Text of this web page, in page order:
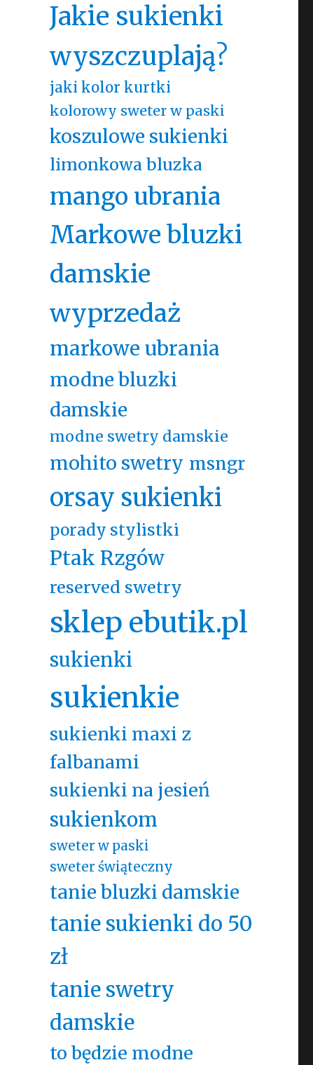
Jakie sukienki
wyszczuplają?
jaki kolor kurtki
kolorowy sweter w paski
koszulowe sukienki
limonkowa bluzka
mango ubrania
Markowe bluzki
damskie
wyprzedaż
markowe ubrania
modne bluzki
damskie
modne swetry damskie
mohito swetry msngr
orsay sukienki
porady stylistki
Ptak Rzgów
reserved swetry
sklep ebutik.pl
sukienki
sukienkie
sukienki maxi z
falbanami
sukienki na jesień
sukienkom
sweter w paski
sweter świąteczny
tanie bluzki damskie
tanie sukienki do 50
zł
tanie swetry
damskie
to będzie modne